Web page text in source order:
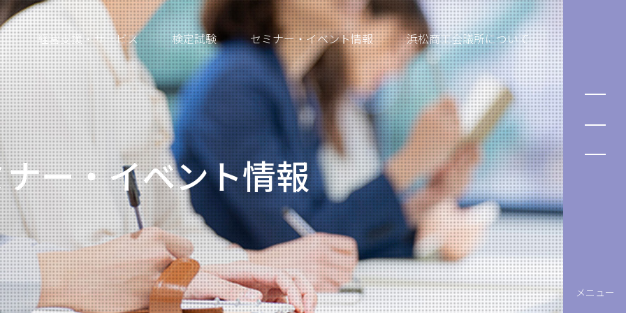
経営支援・サービス 検定試験 セミナー・イベント情報 浜松商工会議所について
メニュー
ー・イベント情報